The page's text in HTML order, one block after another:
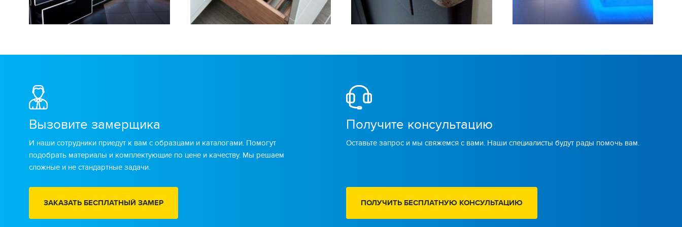
Вызовите замерщика
И наши сотрудники приедут к вам с образцами и каталогами. Помогут
подобрать материалы и комплектующие по цене и качеству. Мы решаем
сложные и не стандартные задачи.
ЗАКАЗАТЬ БЕСПЛАТНЫЙ ЗАМЕР
Получите консультацию
Оставьте запрос и мы свяжемся с вами. Наши специалисты будут рады помочь вам.
ПОЛУЧИТЬ БЕСПЛАТНУЮ КОНСУЛЬТАЦИЮ